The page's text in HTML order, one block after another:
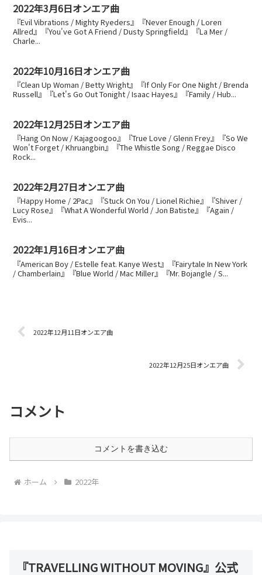
2022年3月6日オンエア曲
『Evil Vibrations / Mighty Ryeders』『Never Enough / Loren
Allred』『You've Got A Friend / Dusty Springfield』『La Mer /
Charle...
2022年10月16日オンエア曲
『Clean Up Woman / Betty Wright』『If Only For One Night / Brenda
Russell』『Let's Go Out Tonight / Isaac Hayes』『Family / Hub...
2022年12月25日オンエア曲
『Hang On Now / Kajagoogoo』『True Love / Glenn Frey』『So We
Won't Forget / Khruangbin』『The Whistle Song / Reggae Disco
Rock...
2022年2月27日オンエア曲
『Happy Home / 2Pac』『Stuck On You / Lionel Richie』『Shiver /
Lucy Rose』『What A Wonderful World / Jon Batiste』『Again /
Evis...
2022年1月16日オンエア曲
『American Boy / Estelle feat. Kanye West』『Fairytale In New York
/ Chamberlain』『Blue World / Mac Miller』『Mr. Bojangle / S...
2022年12月11日オンエア曲
2022年12月25日オンエア曲
コメント
コメントを書き込む
ホーム 2022年
『TRAVELLING WITHOUT MOVING』公式